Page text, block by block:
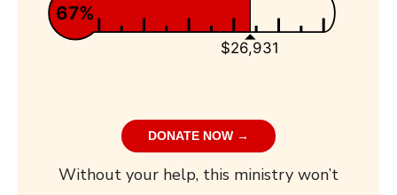
$26,931
67%
DONATE NOW →
Without your help, this ministry won’t